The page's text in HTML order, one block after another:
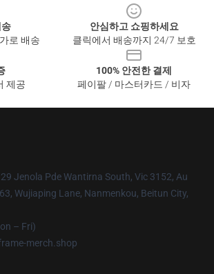
로 배송
안심하고 쇼핑하세요
클릭에서 배송까지 24/7 보호
제공
100% 안전한 결제
페이팔 / 마스터카드 / 비자
Jenola Pde Wantirna South, Vic 3152, Au
Wujiaping Lane, Nanmenkou, Beitun City,
– Fri)
merch.shop